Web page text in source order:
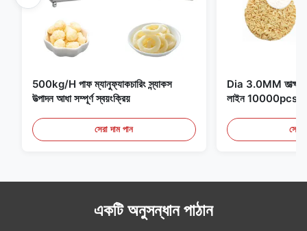
500kg/H পাফ ম্যানুফ্যাকচারিং স্ন্যাকস
উত্পাদন আধা সম্পূর্ণ স্বয়ংক্রিয়
সেরা দাম পান
Dia 3.0MM
লাইন 10000pcs/
সেরা
একটি অনুসন্ধান পাঠান